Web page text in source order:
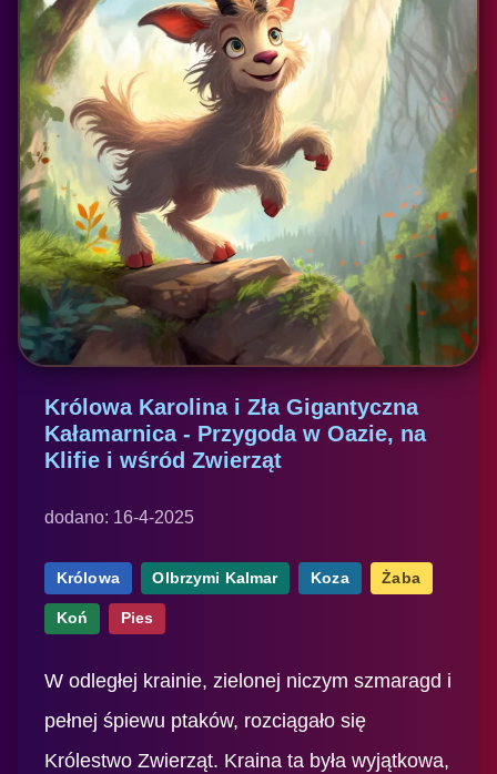
Królowa Karolina i Zła Gigantyczna
Kałamarnica - Przygoda w Oazie, na
Klifie i wśród Zwierząt
dodano: 16-4-2025
Królowa Olbrzymi Kalmar Koza Żaba
Koń Pies
W odległej krainie, zielonej niczym szmaragd i
pełnej śpiewu ptaków, rozciągało się
Królestwo Zwierząt. Kraina ta była wyjątkowa,